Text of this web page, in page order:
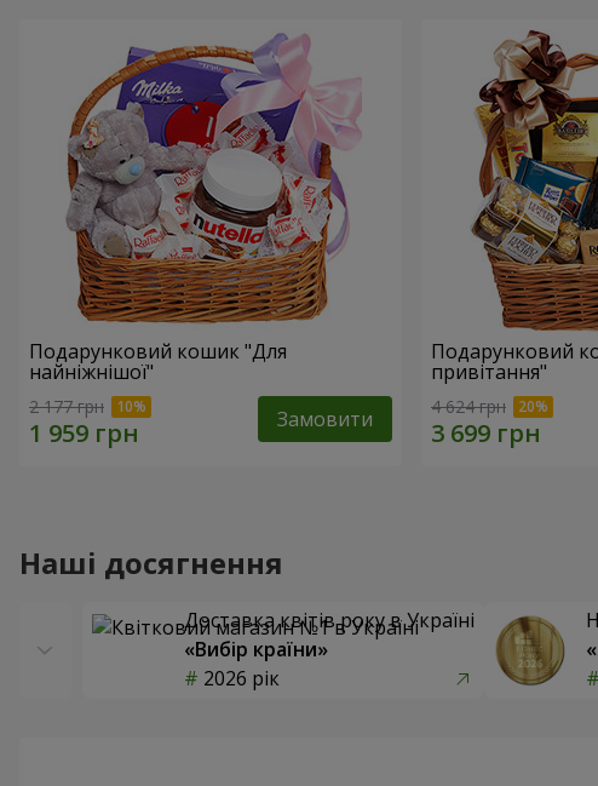
Подарунковий кошик "Для
найніжнішої"
2 177 грн Замовити
Подарунковий
привітання"
4 624 грн
Наші досягнення
Доставка квітів року в Україні
«Вибір країни»
2026 рік